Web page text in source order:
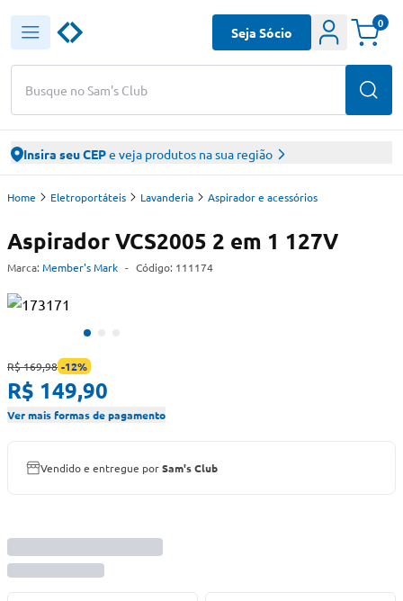
Busque no Sam's Club
Seja Sócio
0
Insira seu CEPe veja produtos na sua região
Home Eletroportáteis Lavanderia Aspirador e acessórios
Aspirador VCS2005 2 em 1 127V
Marca: Member's Mark - Código: 111174
R$ 169,98 -12%
R$ 149,90
Ver mais formas de pagamento
Vendido e entregue porSam's Club